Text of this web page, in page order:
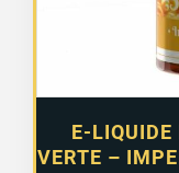
E-LIQUIDE
VERTE –